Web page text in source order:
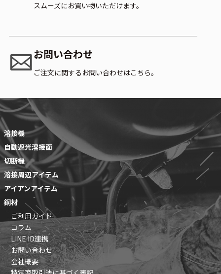
スムーズにお買い物いただけます。
お問い合わせ
ご注文に関するお問い合わせはこちら。
溶接機
自動遮光溶接面
切断機
溶接周辺アイテム
アイアンアイテム
鋼材
ご利用ガイド
コラム
LINE ID連携
お問い合わせ
会社概要